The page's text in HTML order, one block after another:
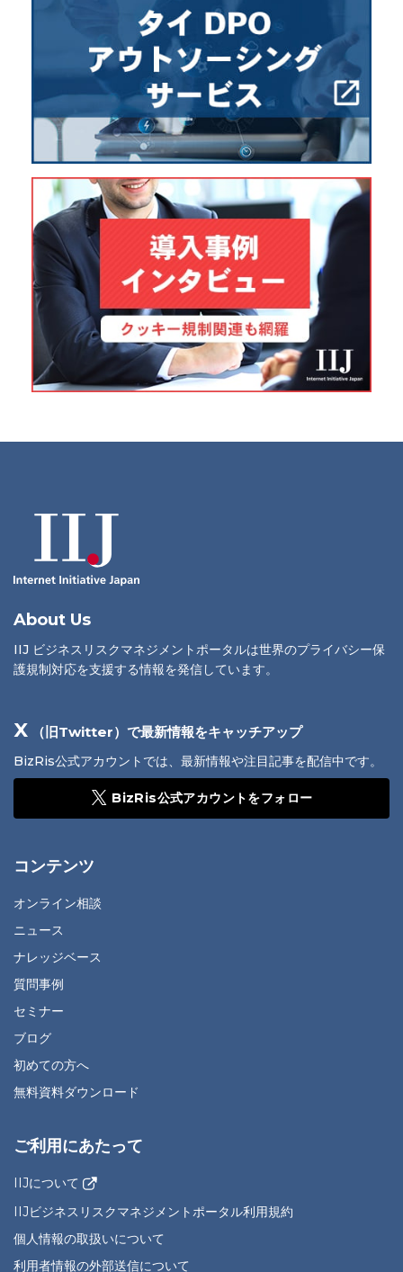
About Us
IIJ ビジネスリスクマネジメントポータルは世界のプライバシー保
護規制対応を支援する情報を発信しています。
X （旧Twitter）で最新情報をキャッチアップ
BizRis公式アカウントでは、最新情報や注目記事を配信中です。
BizRis公式アカウントをフォロー
コンテンツ
オンライン相談
ニュース
ナレッジベース
質問事例
セミナー
ブログ
初めての方へ
無料資料ダウンロード
ご利用にあたって
IIJについて
IIJビジネスリスクマネジメントポータル利用規約
個人情報の取扱いについて
利用者情報の外部送信について